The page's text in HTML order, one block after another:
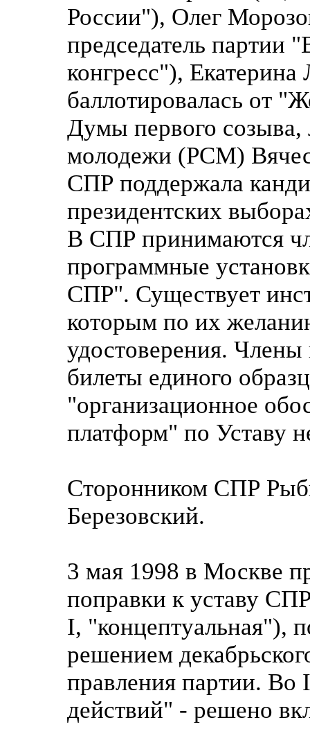
России"), Олег
председатель партии
конгресс"),
баллотировалась от
Думы первого созыва,
молодежи (РСМ)
СПР поддержала
президентских
В СПР принимаются
программные
СПР". Существует
которым по их
удостоверения.
билеты единого
"организационное
платформ" по Уставу
Сторонником СПР
Березовский.
3 мая 1998 в Москве
поправки к уставу
I, "концептуальная"),
решением
правления партии. Во
действий" - решено